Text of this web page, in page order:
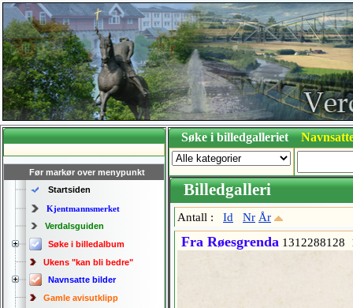
Før markør over menypunkt
Startsiden
Kjentmannsmerket
Verdalsguiden
Søke i billedalbum
Ukens "kan bli bedre"
Navnsatte bilder
Gamle avisutklipp
Søke i billedgalleriet
Billedgalleri
Antall : Id Nr År
Fra Røesgrenda 1312288128